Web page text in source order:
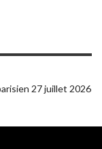
27 juillet 2026